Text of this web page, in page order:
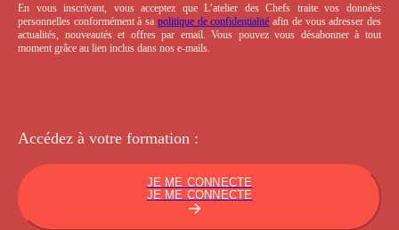
En vous inscrivant, vous acceptez que L’atelier des Chefs traite vos données
personnelles conformément à sa politique de confidentialité afin de vous adresser des
actualités, nouveautés et offres par email. Vous pouvez vous désabonner à tout
moment grâce au lien inclus dans nos e-mails.
Accédez à votre formation :
JE ME CONNECTE
JE ME CONNECTE